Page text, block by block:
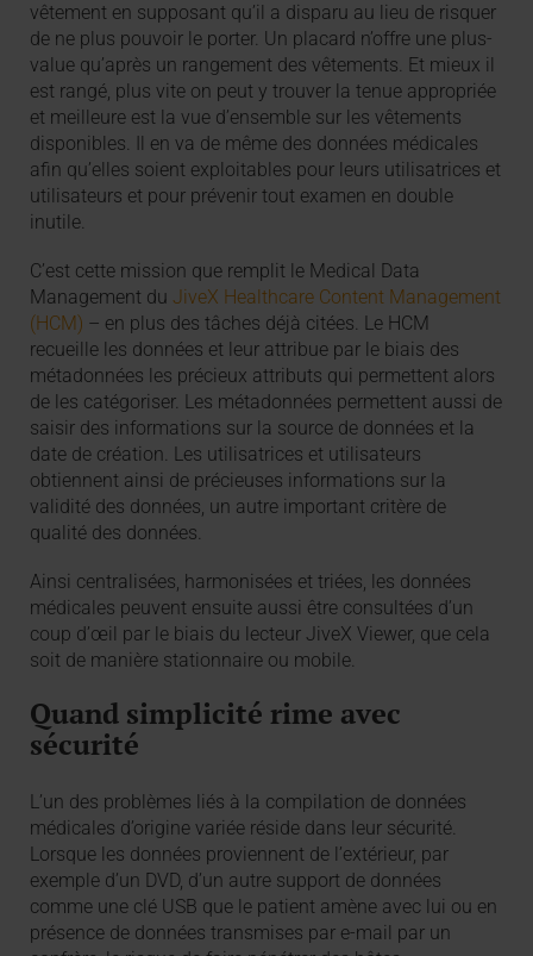
vêtement en supposant qu’il a disparu au lieu de risquer
de ne plus pouvoir le porter. Un placard n’offre une plus-
value qu’après un rangement des vêtements. Et mieux il
est rangé, plus vite on peut y trouver la tenue appropriée
et meilleure est la vue d’ensemble sur les vêtements
disponibles. Il en va de même des données médicales
afin qu’elles soient exploitables pour leurs utilisatrices et
utilisateurs et pour prévenir tout examen en double
inutile.
C’est cette mission que remplit le Medical Data
Management duJiveX Healthcare Content Management
(HCM) – en plus des tâches déjà citées. Le HCM
recueille les données et leur attribue par le biais des
métadonnées les précieux attributs qui permettent alors
de les catégoriser. Les métadonnées permettent aussi de
saisir des informations sur la source de données et la
date de création. Les utilisatrices et utilisateurs
obtiennent ainsi de précieuses informations sur la
validité des données, un autre important critère de
qualité des données.
Ainsi centralisées, harmonisées et triées, les données
médicales peuvent ensuite aussi être consultées d’un
coup d’œil par le biais du lecteur JiveX Viewer, que cela
soit de manière stationnaire ou mobile.
Quand simplicité rime avec
sécurité
L’un des problèmes liés à la compilation de données
médicales d’origine variée réside dans leur sécurité.
Lorsque les données proviennent de l’extérieur, par
exemple d’un DVD, d’un autre support de données
comme une clé USB que le patient amène avec lui ou en
présence de données transmises par e-mail par un